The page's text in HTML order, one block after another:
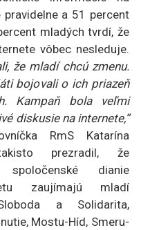
a 51 percent
mladých tvrdí, že
vôbec nesleduje.
že mladí chcú zmenu.
bojovali o ich priazeň
Kampaň bola veľmi
diskusie na internete,“
RmS Katarína
prezradil, že
dianie
zaujímajú mladí
a Solidarita,
Mostu-Híd, Smeru-